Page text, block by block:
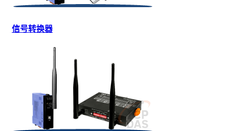
信号转换器